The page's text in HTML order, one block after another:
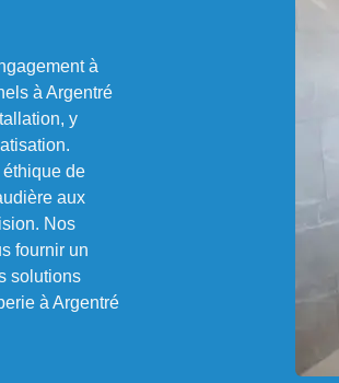
à
à Argentré
y
de
aux
Nos
fournir un
solutions
à Argentré